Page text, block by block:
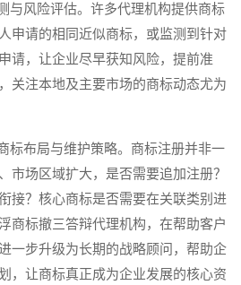
风险评估。许多代理机构提供商标
申请的相同近似商标，或监测到针对
请，让企业尽早获知风险，提前准
关注本地及主要市场的商标动态尤为
布局与维护策略。商标注册并非一
市场区域扩大，是否需要追加注册？
接？核心商标是否需要在关联类别进
商标撤三答辩代理机构，在帮助客户
一步升级为长期的战略顾问，帮助企
，让商标真正成为企业发展的核心资